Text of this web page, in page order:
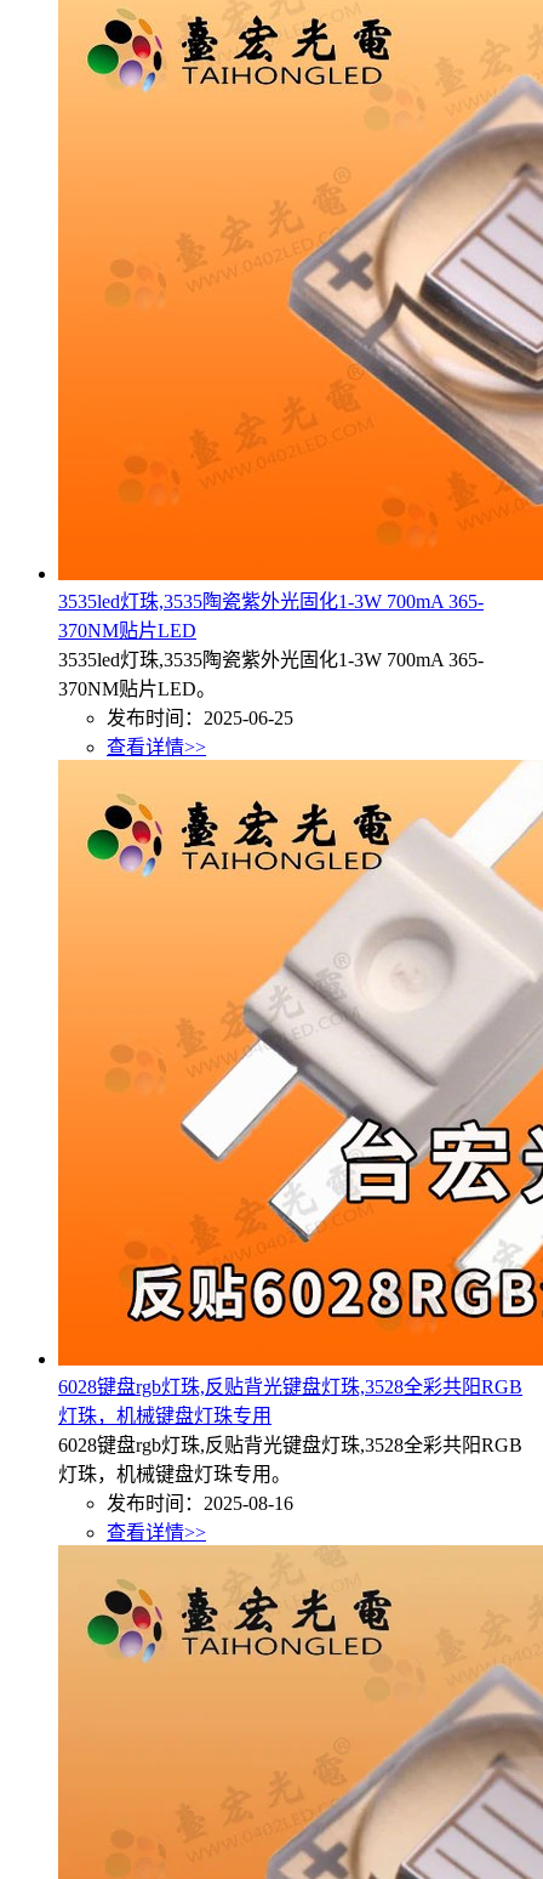
3535led灯珠,3535陶瓷紫外光固化1-3W 700mA 365-
370NM贴片LED
3535led灯珠,3535陶瓷紫外光固化1-3W 700mA 365-
370NM贴片LED。
发布时间：2025-06-25
查看详情>>
6028键盘rgb灯珠,反贴背光键盘灯珠,3528全彩共阳RGB
灯珠，机械键盘灯珠专用
6028键盘rgb灯珠,反贴背光键盘灯珠,3528全彩共阳RGB
灯珠，机械键盘灯珠专用。
发布时间：2025-08-16
查看详情>>